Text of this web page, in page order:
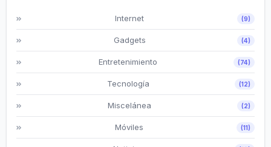
Internet (9)
Gadgets (4)
Entretenimiento (74)
Tecnología (12)
Miscelánea (2)
Móviles (11)